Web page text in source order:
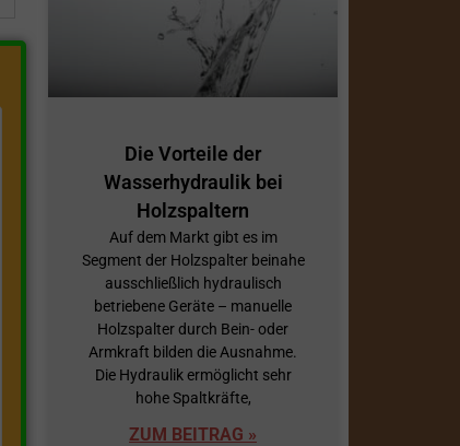
Die Vorteile der
Wasserhydraulik bei
Holzspaltern
Auf dem Markt gibt es im
Segment der Holzspalter beinahe
ausschließlich hydraulisch
betriebene Geräte – manuelle
Holzspalter durch Bein- oder
Armkraft bilden die Ausnahme.
Die Hydraulik ermöglicht sehr
hohe Spaltkräfte,
ZUM BEITRAG »